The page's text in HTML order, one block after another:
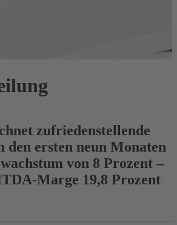
zufriedenstellende
ersten neun Monaten
von 8 Prozent –
Marge 19,8 Prozent